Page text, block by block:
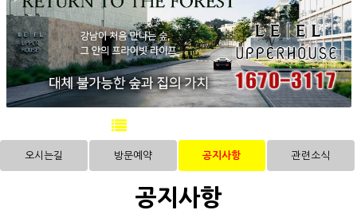
오시는길 방문예약 공지사항 관련소식
공지사항